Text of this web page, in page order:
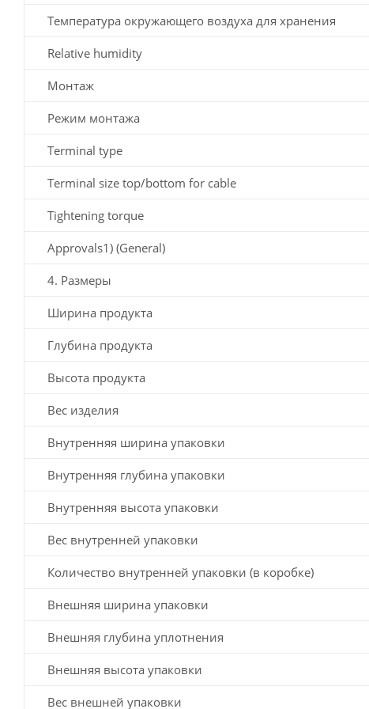
Температура окружающего воздуха для хранения
Relative humidity
Монтаж
Режим монтажа
Terminal type
Terminal size top/bottom for cable
Tightening torque
Approvals1) (General)
4. Размеры
Ширина продукта
Глубина продукта
Высота продукта
Вес изделия
Внутренняя ширина упаковки
Внутренняя глубина упаковки
Внутренняя высота упаковки
Вес внутренней упаковки
Количество внутренней упаковки (в коробке)
Внешняя ширина упаковки
Внешняя глубина уплотнения
Внешняя высота упаковки
Вес внешней упаковки